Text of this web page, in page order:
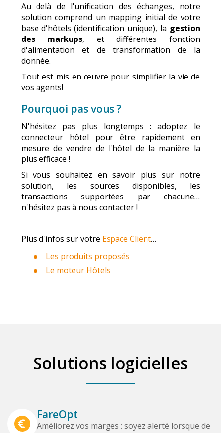
Au delà de l'unification des échanges, notre
solution comprend un mapping initial de votre
base d'hôtels (identification unique), la gestion
des markups, et différentes fonction
d'alimentation et de transformation de la
donnée.
Tout est mis en œuvre pour simplifier la vie de
vos agents!
Pourquoi pas vous ?
N'hésitez pas plus longtemps : adoptez le
connecteur hôtel pour être rapidement en
mesure de vendre de l'hôtel de la manière la
plus efficace !
Si vous souhaitez en savoir plus sur notre
solution, les sources disponibles, les
transactions supportées par chacune…
n'hésitez pas à nous contacter !
Plus d'infos sur votre Espace Client…
Les produits proposés
Le moteur Hôtels
Solutions logicielles
FareOpt
Améliorez vos marges : soyez alerté lorsque de